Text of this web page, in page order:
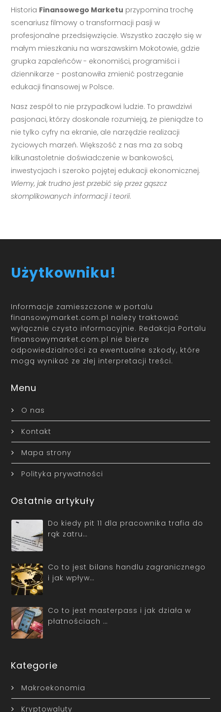
Historia Finansowego Marketu przypomina trochę
scenariusz filmowy o transformacji pasji w
profesjonalne przedsięwzięcie. Wszystko zaczęło się w
małym mieszkaniu na warszawskim Mokotowie, gdzie
grupka zapaleńców - ekonomiści, programiści i
dziennikarze - postanowiła zmienić postrzeganie
edukacji finansowej w Polsce.
Nasz zespół to nie przypadkowi ludzie. To prawdziwi
pasjonaci, którzy doskonale rozumieją, że pieniądze to
nie tylko cyfry na ekranie, ale narzędzie realizacji
życiowych marzeń. Większość z nas ma za sobą
kilkunastoletnie doświadczenie w bankowości,
inwestycjach i szeroko pojętej edukacji ekonomicznej.
Wiemy, jak trudno jest przebić się przez gąszcz
skomplikowanych informacji i teorii.
Użytkowniku!
Informacje zamieszczone w portalu
finansowymarket.com.pl należy traktować
wyłącznie czysto informacyjnie. Redakcja Portalu
finansowymarket.com.pl nie bierze
odpowiedzialności za ewentualne szkody, które
mogą wynikać ze złej interpretacji treści.
Menu
O nas
Kontakt
Mapa strony
Polityka prywatności
Ostatnie artykuły
Do kiedy pit 11 dla pracownika trafia do
rąk zatru…
Co to jest bilans handlu zagranicznego
i jak wpływ…
Co to jest masterpass i jak działa w
płatnościach …
Kategorie
Makroekonomia
Kryptowaluty